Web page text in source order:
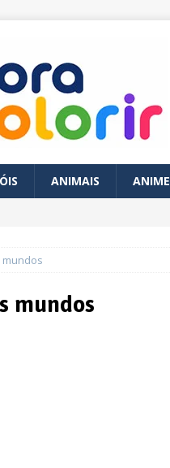
ANIMAIS ANIME
mundos